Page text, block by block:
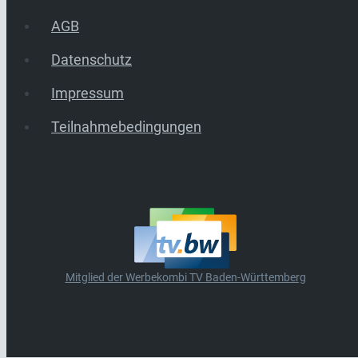
AGB
Datenschutz
Impressum
Teilnahmebedingungen
Mitglied der Werbekombi TV Baden-Württemberg